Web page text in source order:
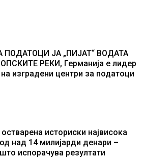
ПОДАТОЦИ ЈА „ПИЈАТ“ ВОДАТА
РЕКИ, Германија е лидер
изградени центри за податоци
историски највисока
над 14 милијарди денари –
испорачува резултати